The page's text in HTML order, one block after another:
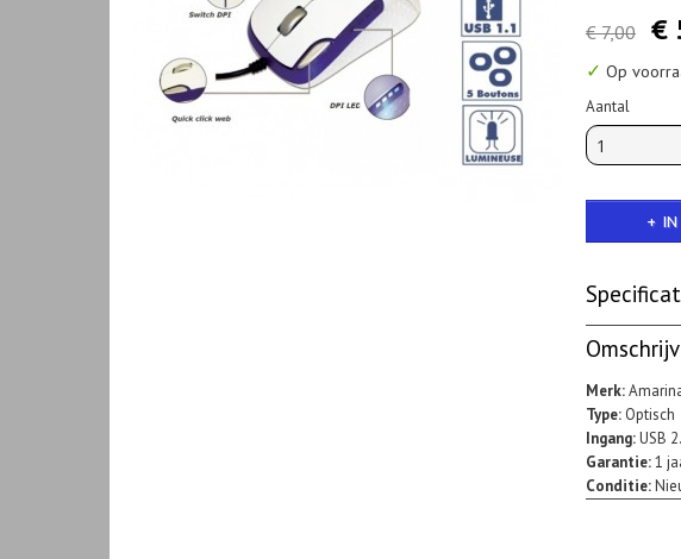
€ 7,00 €
✓ Op
Aantal
IN
Bruto gewicht
Merk:
Type: Optisch
Ingang:USB
Garantie:1
Conditie: